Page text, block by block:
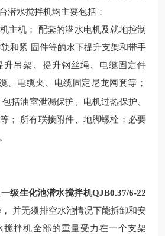
潜水搅拌机均主要包括：
主机；
配套的潜水电机及就地控制
和紧 固件等的水下提升支架和带手
升吊架、提升钢丝绳、电缆固定件
、电缆夹、电缆固定尼龙网套等；
括油室泄漏保护、电机过热保护、
； 所有联接附件、地脚螺栓；必要
一级生化池潜水搅拌机QJB0.37/6-22
并无须排空水池情况下能拆卸和安
搅拌机全部的重量受力在一个支架